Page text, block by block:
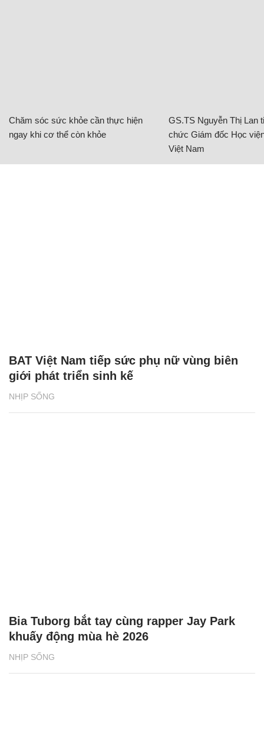
Chăm sóc sức khỏe cần thực hiện
ngay khi cơ thể còn khỏe
GS.TS Nguyễn Thị Lan
chức Giám đốc Học
Việt Nam
NHỊP SỐNG
BAT Việt Nam tiếp sức phụ nữ vùng biên
giới phát triển sinh kế
NHỊP SỐNG
Bia Tuborg bắt tay cùng rapper Jay Park
khuấy động mùa hè 2026